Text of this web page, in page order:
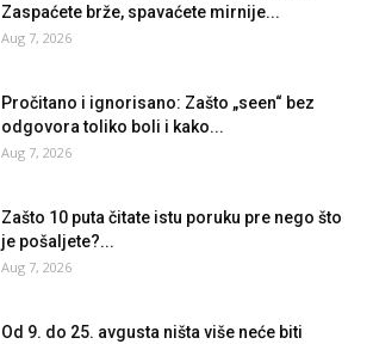
Zaspaćete brže, spavaćete mirnije...
Aug 7, 2026
Pročitano i ignorisano: Zašto „seen“ bez
odgovora toliko boli i kako...
Aug 7, 2026
Zašto 10 puta čitate istu poruku pre nego što
je pošaljete?...
Aug 7, 2026
Od 9. do 25. avgusta ništa više neće biti